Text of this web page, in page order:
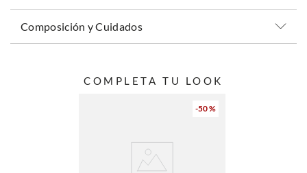
Composición y Cuidados
COMPLETA TU LOOK
-50 %